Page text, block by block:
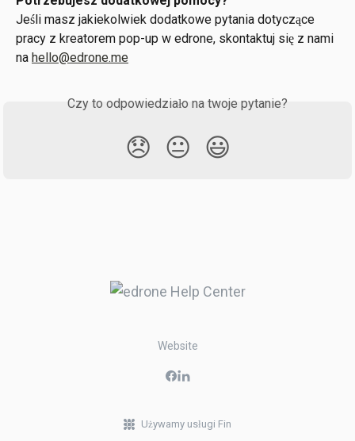
Jeśli masz jakiekolwiek dodatkowe pytania dotyczące
pracy z kreatorem pop-up w edrone, skontaktuj się z nami
na hello@edrone.me
Czy to odpowiedziało na twoje pytanie?
😞 😐 😃
Website
Używamy usługi Fin